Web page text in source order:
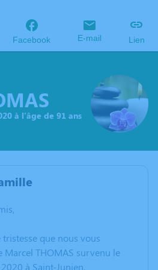
Facebook E-mail Lien
à l'âge de 91 ans
tristesse que nous vous
Marcel THOMAS survenu le
à Saint-Junien.